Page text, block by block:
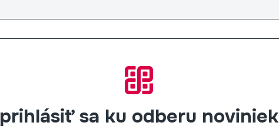
prihlásiť sa ku odberu noviniek